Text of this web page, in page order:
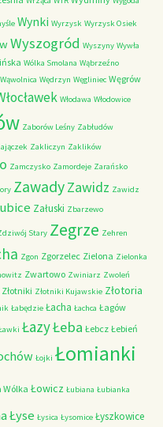
Wynki Wyrzysk Wyrzysk Osiek
Wyszogród Wyszyny Wywła
Wólka Smolana Wąbrzeźno
Wąwolnica Wędrzyn Węgliniec Węgrów
Włodawa Włodowice
Zaborów Leśny Zabłudów
Zakliczyn Zaklików
Zamczysko Zamordeje Zarańsko
ZawadyZawidz Zawidz
Załuski Zbarzewo
Stary Zegrze Zehren
Zgon Zgorzelec Zielona Zielonka
Zwartowo Zwiniarz Zwoleń
Złotniki Złotniki Kujawskie Złotoria
Łabędzie Łacha Łachca Łagów
ŁazyŁeba Łebcz Łebień
Łojki Łomianki
Wólka Łowicz Łubiana Łubianka
Łyse Łysica Łysomice Łyszkowice